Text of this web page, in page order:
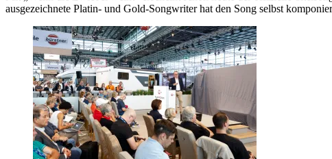
ausgezeichnete Platin- und Gold-Songwriter hat den Song selbst